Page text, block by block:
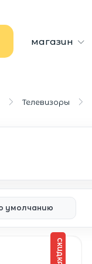
магазин
Телевизоры
СКИДКА